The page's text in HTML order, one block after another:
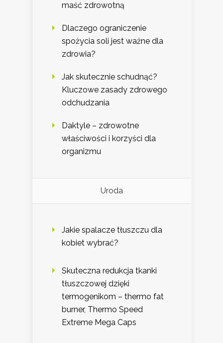
maść zdrowotną
Dlaczego ograniczenie
spożycia soli jest ważne dla
zdrowia?
Jak skutecznie schudnąć?
Kluczowe zasady zdrowego
odchudzania
Daktyle – zdrowotne
właściwości i korzyści dla
organizmu
Uroda
Jakie spalacze tłuszczu dla
kobiet wybrać?
Skuteczna redukcja tkanki
tłuszczowej dzięki
termogenikom – thermo fat
burner, Thermo Speed
Extreme Mega Caps